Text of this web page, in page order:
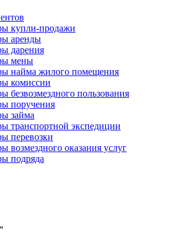
купли-продажи
аренды
дарения
мены
найма жилого помещения
комиссии
безвозмездного пользования
поручения
займа
транспортной экспедиции
перевозки
возмездного оказания услуг
подряда
»